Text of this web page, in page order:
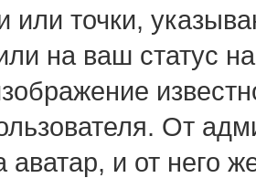
или точки,
на ваш статус
От
аватар, и от него